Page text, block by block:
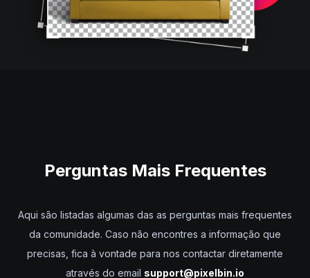
Perguntas Mais Frequentes
Aqui são listadas algumas das as perguntas mais frequentes
da comunidade. Caso não encontres a informação que
precisas, fica à vontade para nos contactar diretamente
através do email support@pixelbin.io